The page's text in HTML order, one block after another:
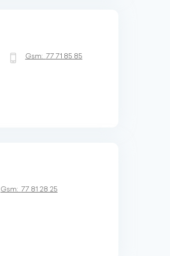
Gsm: 77 71 85 85
Gsm: 77 81 28 25